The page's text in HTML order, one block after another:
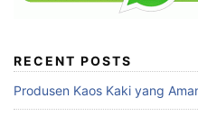
RECENT POSTS
Produsen Kaos Kaki yang